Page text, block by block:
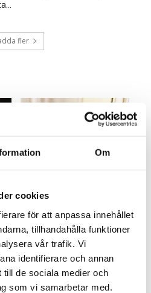
Om
cookies
för att anpassa innehållet
tillhandahålla funktioner
vår trafik. Vi
identifierare och annan
till de sociala medier och
som vi samarbetar med.
fler
storsatsande UP Uppsala